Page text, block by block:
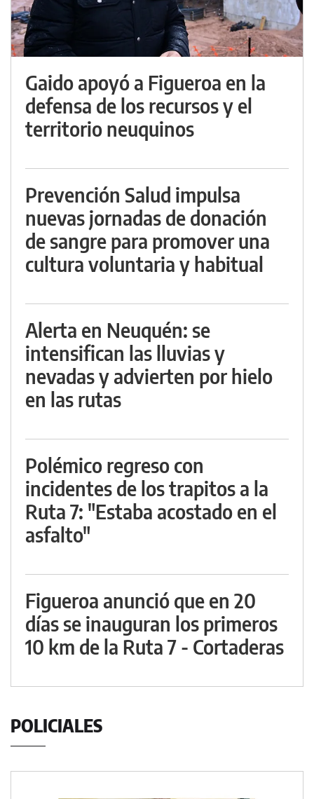
Gaido apoyó a Figueroa en la
defensa de los recursos y el
territorio neuquinos
Prevención Salud impulsa
nuevas jornadas de donación
de sangre para promover una
cultura voluntaria y habitual
Alerta en Neuquén: se
intensifican las lluvias y
nevadas y advierten por hielo
en las rutas
Polémico regreso con
incidentes de los trapitos a la
Ruta 7: "Estaba acostado en el
asfalto"
Figueroa anunció que en 20
días se inauguran los primeros
10 km de la Ruta 7 - Cortaderas
POLICIALES